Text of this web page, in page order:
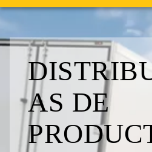
AS DE